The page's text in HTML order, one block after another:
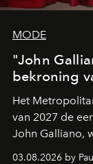
MODE
"John
bekroning
Het
van 2027 de
John Galliano,
even
03.08.2026 by